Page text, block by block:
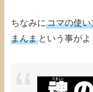
ちなみにコマの使
まんま という事が